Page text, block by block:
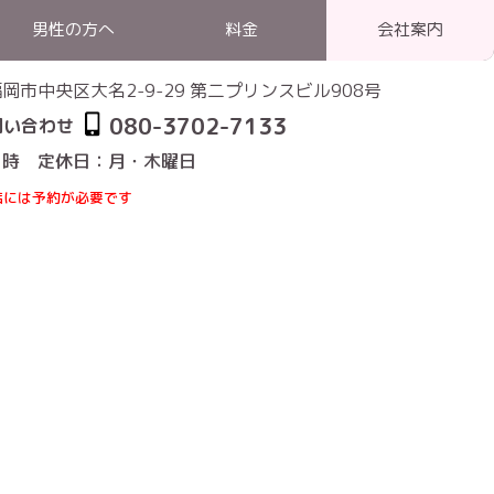
男性の方へ 料金 会社案内
市中央区大名2-9-29 第二プリンスビル908号
合わせ
080-3702-7133
定休日：月・木曜日
は予約が必要です